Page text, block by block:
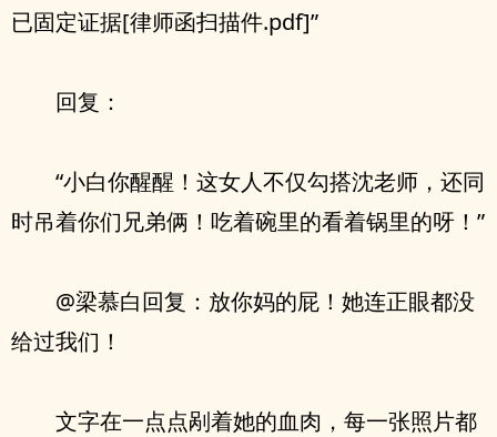
已固定证据[律师函扫描件.pdf]”
回复：
“小白你醒醒！这女人不仅勾搭沈老师，还同
时吊着你们兄弟俩！吃着碗里的看着锅里的呀！”
@梁慕白回复：放你妈的屁！她连正眼都没
给过我们！
文字在一点点剐着她的血肉，每一张照片都